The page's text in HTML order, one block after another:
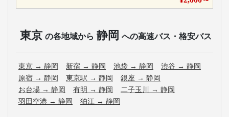
東京 の各地域から 静岡 への高速バス・格安バス
東京 → 静岡 新宿 → 静岡 池袋 → 静岡 渋谷 → 静岡
原宿 → 静岡 東京駅 → 静岡 銀座 → 静岡
お台場 → 静岡 有明 → 静岡 二子玉川 → 静岡
羽田空港 → 静岡 狛江 → 静岡